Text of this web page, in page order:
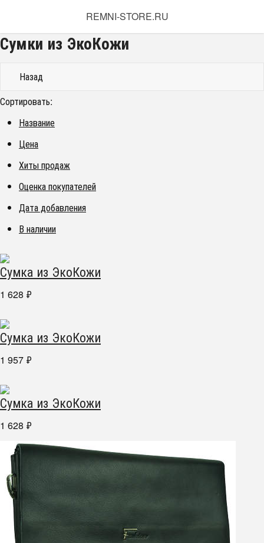
REMNI-STORE.RU
Сумки из ЭкоКожи
Назад
Сортировать:
Название
Цена
Хиты продаж
Оценка покупателей
Дата добавления
В наличии
Сумка из ЭкоКожи
1 628 ₽
Сумка из ЭкоКожи
1 957 ₽
Сумка из ЭкоКожи
1 628 ₽